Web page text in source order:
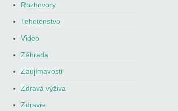
Rozhovory
Tehotenstvo
Video
Záhrada
Zaujímavosti
Zdravá výživa
Zdravie